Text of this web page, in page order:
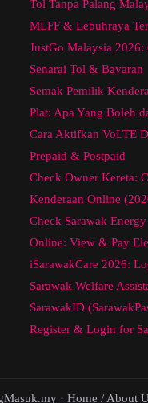
Tol Tanpa Palang
MLFF & Lebuhraya
JustGo Malaysia 2026:
Senarai Tol & Bayaran
Semak Pemilik
Plat: Apa Yang Boleh
Cara Aktifkan VoLTE
Prepaid & Postpaid
Check Owner Kereta:
Kenderaan Online
Check Sarawak
Online: View & Pay
iSarawakCare 2026:
Sarawak Welfare
SarawakID
Register & Login for
· Home / About